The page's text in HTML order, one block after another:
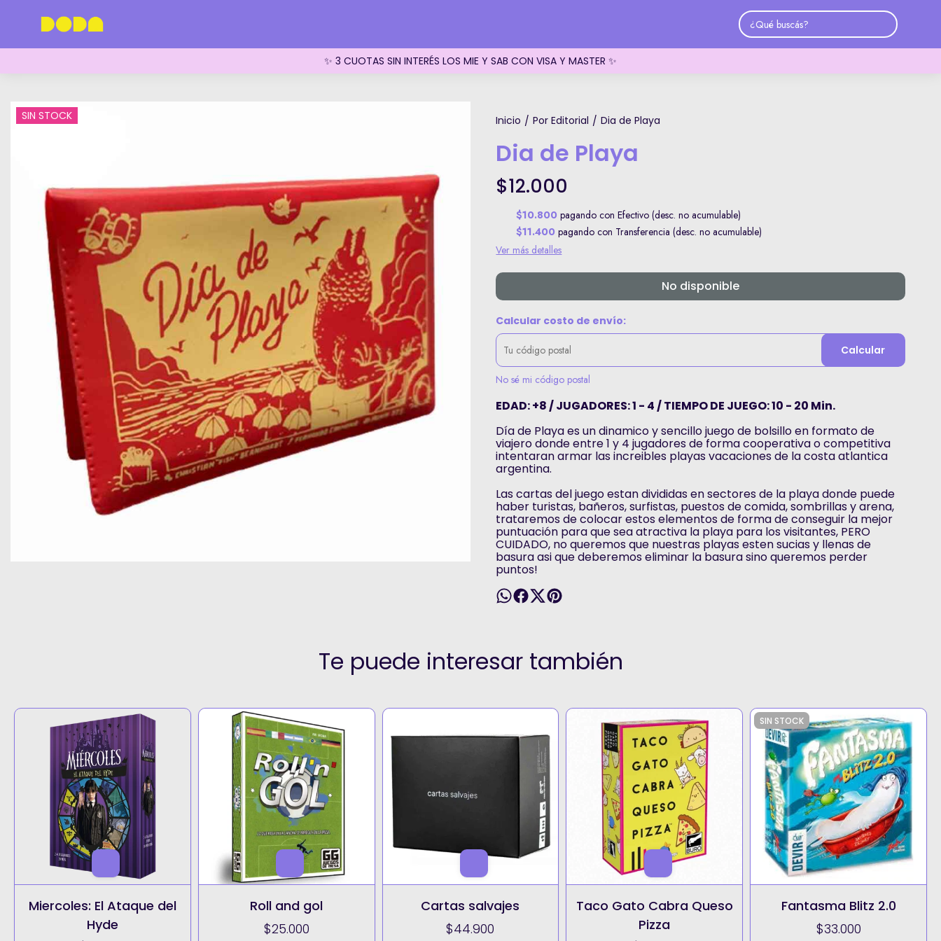
✨ 3 CUOTAS SIN INTERÉS LOS MIE Y SAB CON VISA Y MASTER ✨
SIN STOCK Inicio / Por Editorial / Dia de Playa
Dia de Playa
$12.000
$10.800 pagando con Efectivo (desc. no acumulable)
$11.400 pagando con Transferencia (desc. no acumulable)
Ver más detalles
No disponible
Calcular costo de envío:
Calcular
No sé mi código postal
EDAD: +8 / JUGADORES: 1 - 4 / TIEMPO DE JUEGO: 10 - 20 Min.
Día de Playa es un dinamico y sencillo juego de bolsillo en formato de
viajero donde entre 1 y 4 jugadores de forma cooperativa o competitiva
intentaran armar las increibles playas vacaciones de la costa atlantica
argentina.
Las cartas del juego estan divididas en sectores de la playa donde puede
haber turistas, bañeros, surfistas, puestos de comida, sombrillas y arena,
trataremos de colocar estos elementos de forma de conseguir la mejor
puntuación para que sea atractiva la playa para los visitantes, PERO
CUIDADO, no queremos que nuestras playas esten sucias y llenas de
basura asi que deberemos eliminar la basura sino queremos perder
puntos!
Te puede interesar también
Miercoles: El Ataque del
Hyde
Roll and gol
$25.000
Cartas salvajes
$44.900
Taco Gato Cabra Queso
Pizza
SIN STOCK
Fantasma Blitz 2.0
$33.000